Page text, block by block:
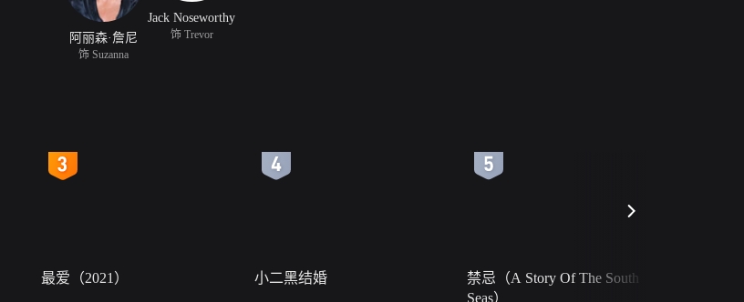
阿丽森·詹尼
饰 Suzanna
Jack Noseworthy
饰 Trevor
最爱（2021） 小二黑结婚
禁忌（A Story Of The South
Seas）